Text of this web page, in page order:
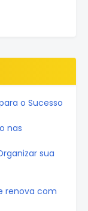
o Sucesso
nas
sua
renova com